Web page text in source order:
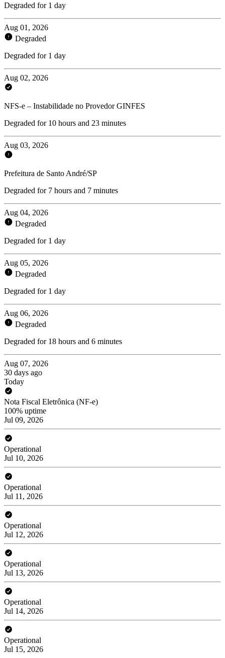
Degraded for 1 day
Aug 01, 2026
Degraded
Degraded for 1 day
Aug 02, 2026
NFS-e – Instabilidade no Provedor GINFES
Degraded for 10 hours and 23 minutes
Aug 03, 2026
Prefeitura de Santo André/SP
Degraded for 7 hours and 7 minutes
Aug 04, 2026
Degraded
Degraded for 1 day
Aug 05, 2026
Degraded
Degraded for 1 day
Aug 06, 2026
Degraded
Degraded for 18 hours and 6 minutes
Aug 07, 2026
30 days ago
Today
Nota Fiscal Eletrônica (NF-e)
100% uptime
Jul 09, 2026
Operational
Jul 10, 2026
Operational
Jul 11, 2026
Operational
Jul 12, 2026
Operational
Jul 13, 2026
Operational
Jul 14, 2026
Operational
Jul 15, 2026